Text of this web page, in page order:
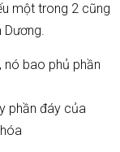
một trong 2 cũng
nó bao phủ phần
phần đáy của